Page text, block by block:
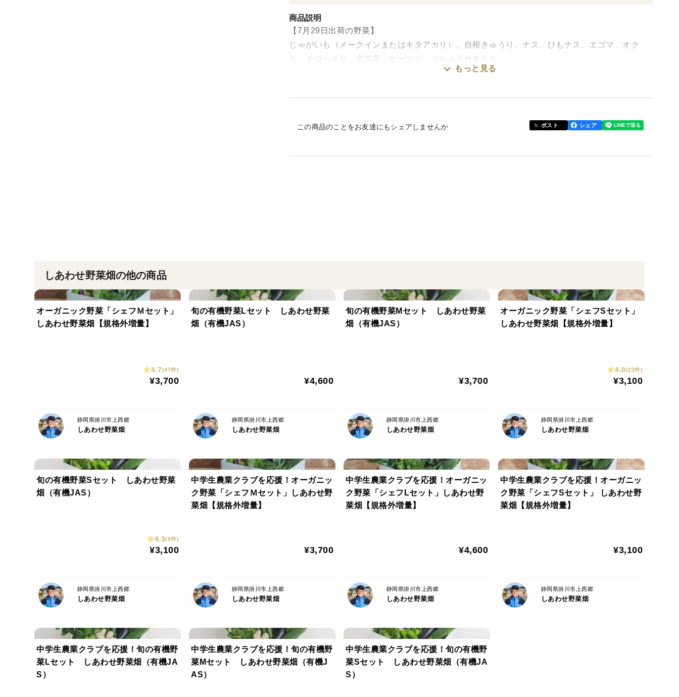
商品説明
【7月29日出荷の野菜】
じゃがいも（メークインまたはキタアカリ）、自根きゅうり、ナス、ひもナス、エゴマ、オク
ラ、モロヘイヤ、空芯菜、ピーマン、ツルムラサキなど
（この中からサイズに応じた袋数のお野菜をお届けしています）
ただ、植物としての生命力が備わる野菜であり、食することがきちんと身体の素となる野菜で
もっと見る
この商品のことをお友達にもシェアしませんか ポスト シェア
しあわせ野菜畑の他の商品
オーガニック野菜「シェフＭセット」
しあわせ野菜畑【規格外増量】
4.7(47件)
¥3,700
静岡県掛川市上西郷
しあわせ野菜畑
旬の有機野菜Lセット しあわせ野菜
畑（有機JAS）
¥4,600
静岡県掛川市上西郷
しあわせ野菜畑
旬の有機野菜Mセット しあわせ野菜
畑（有機JAS）
¥3,700
静岡県掛川市上西郷
しあわせ野菜畑
オーガニック野菜「シェフSセット」
しあわせ野菜畑【規格外増量】
4.0(23件)
¥3,100
静岡県掛川市上西郷
しあわせ野菜畑
旬の有機野菜Sセット しあわせ野菜
畑（有機JAS）
4.3(6件)
¥3,100
静岡県掛川市上西郷
しあわせ野菜畑
中学生農業クラブを応援！オーガニッ
ク野菜「シェフＭセット」しあわせ野
菜畑【規格外増量】
¥3,700
静岡県掛川市上西郷
しあわせ野菜畑
中学生農業クラブを応援！オーガニッ
ク野菜「シェフLセット」しあわせ野
菜畑【規格外増量】
¥4,600
静岡県掛川市上西郷
しあわせ野菜畑
中学生農業クラブを応援！オーガニッ
ク野菜「シェフSセット」 しあわせ野
菜畑【規格外増量】
¥3,100
静岡県掛川市上西郷
しあわせ野菜畑
中学生農業クラブを応援！旬の有機野
菜Lセット しあわせ野菜畑（有機JA
S）
中学生農業クラブを応援！旬の有機野
菜Mセット しあわせ野菜畑（有機J
AS）
中学生農業クラブを応援！旬の有機野
菜Sセット しあわせ野菜畑（有機JA
S）